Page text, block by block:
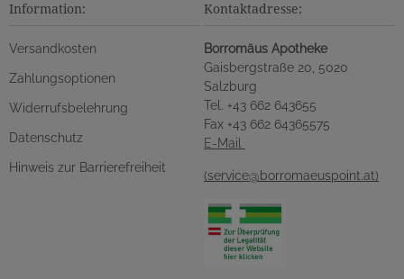
Information:
Versandkosten
Zahlungsoptionen
Widerrufsbelehrung
Datenschutz
Hinweis zur Barrierefreiheit
Kontaktadresse:
Borromäus Apotheke
Gaisbergstraße 20, 5020
Salzburg
Tel. +43 662 643655
Fax +43 662 64365575
E-Mail
(service@borromaeuspoint.at)